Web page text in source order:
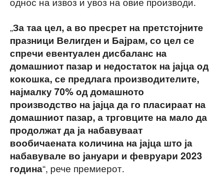
„За таа цел, а во пресрет на претстојните
празници Велигден и Бајрам, со цел се
спречи евентуален дисбаланс на
домашниот пазар и недостаток на јајца од
кокошка, се предлага производителите,
најмалку 70% од домашното
производство на јајца да го пласираат на
домашниот пазар, а трговците на мало да
продолжат да ја набавуваат
вообичаената количина на јајца што ја
набавувале во јануари и февруари 2023
година“, рече премиерот.